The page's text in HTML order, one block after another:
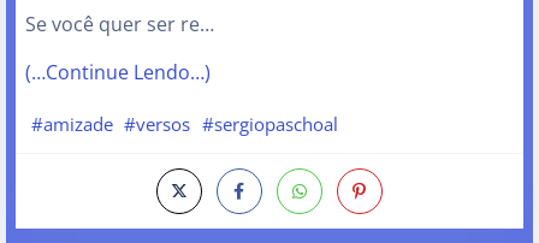
Se você quer ser re…
(…Continue Lendo…)
#amizade #versos #sergiopaschoal